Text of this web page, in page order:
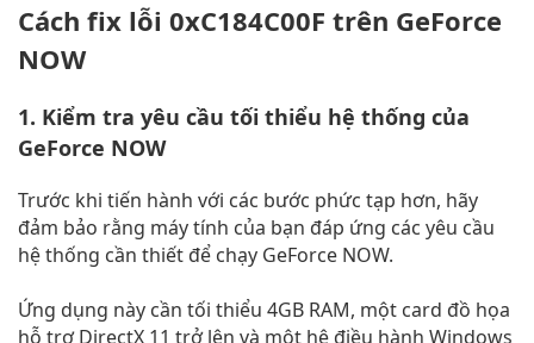
Cách fix lỗi 0xC184C00F trên GeForce
NOW
1. Kiểm tra yêu cầu tối thiểu hệ thống của
GeForce NOW
Trước khi tiến hành với các bước phức tạp hơn, hãy
đảm bảo rằng máy tính của bạn đáp ứng các yêu cầu
hệ thống cần thiết để chạy GeForce NOW.
Ứng dụng này cần tối thiểu 4GB RAM, một card đồ họa
hỗ trợ DirectX 11 trở lên và một hệ điều hành Windows